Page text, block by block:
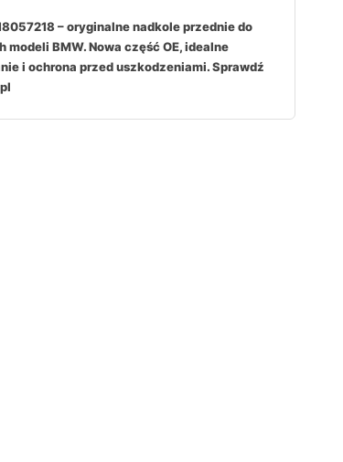
– oryginalne nadkole przednie do
modeli BMW. Nowa część OE, idealne
i ochrona przed uszkodzeniami. Sprawdź